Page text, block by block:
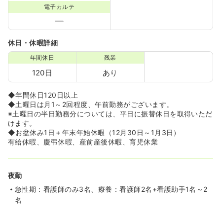
電子カルテ
休日・休暇詳細
年間休日
120日
残業
あり
◆年間休日120日以上
◆土曜日は月1～2回程度、午前勤務がございます。
※土曜日の半日勤務分については、平日に振替休日を取得いただ
けます。
◆お盆休み1日＋年末年始休暇（12月30日～1月3日）
有給休暇、慶弔休暇、産前産後休暇、育児休業
夜勤
急性期：看護師のみ3名、療養：看護師2名+看護助手1名～2
名